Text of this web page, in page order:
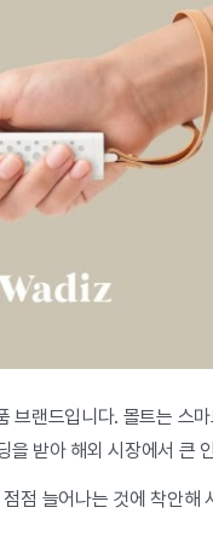
브랜드입니다. 몰트는
받아 해외 시장에서 큰
점 늘어나는 것에 착안